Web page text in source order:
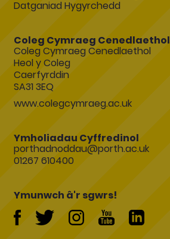
Datganiad Hygyrchedd
Coleg Cymraeg Cenedlaethol
Coleg Cymraeg Cenedlaethol
Heol y Coleg
Caerfyrddin
SA31 3EQ
www.colegcymraeg.ac.uk
Ymholiadau Cyffredinol
porthadnoddau@porth.ac.uk
01267 610400
Ymunwch â'r sgwrs!